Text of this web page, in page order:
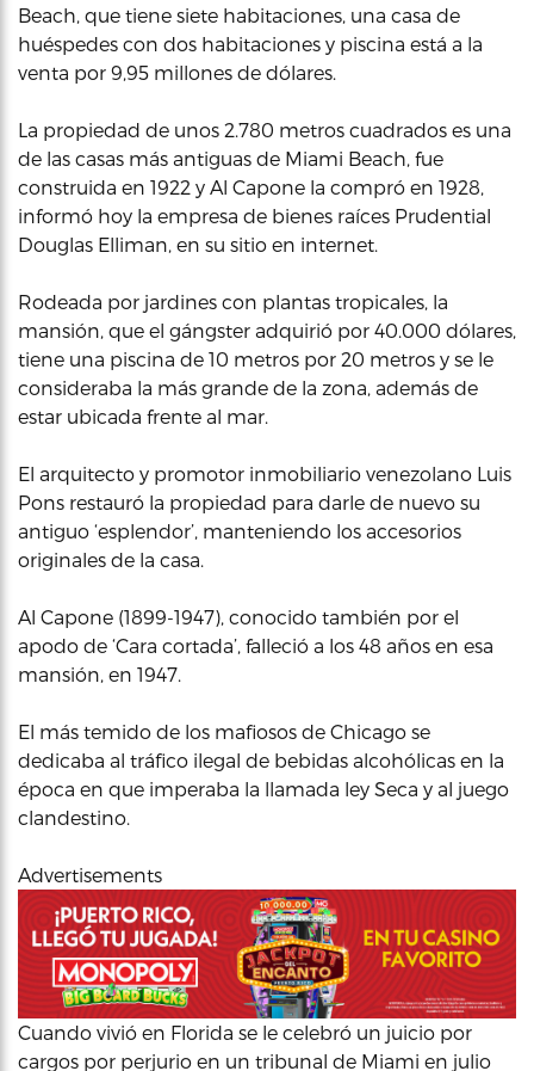
Beach, que tiene siete habitaciones, una casa de
huéspedes con dos habitaciones y piscina está a la
venta por 9,95 millones de dólares.
La propiedad de unos 2.780 metros cuadrados es una
de las casas más antiguas de Miami Beach, fue
construida en 1922 y Al Capone la compró en 1928,
informó hoy la empresa de bienes raíces Prudential
Douglas Elliman, en su sitio en internet.
Rodeada por jardines con plantas tropicales, la
mansión, que el gángster adquirió por 40.000 dólares,
tiene una piscina de 10 metros por 20 metros y se le
consideraba la más grande de la zona, además de
estar ubicada frente al mar.
El arquitecto y promotor inmobiliario venezolano Luis
Pons restauró la propiedad para darle de nuevo su
antiguo ‘esplendor’, manteniendo los accesorios
originales de la casa.
Al Capone (1899-1947), conocido también por el
apodo de ‘Cara cortada’, falleció a los 48 años en esa
mansión, en 1947.
El más temido de los mafiosos de Chicago se
dedicaba al tráfico ilegal de bebidas alcohólicas en la
época en que imperaba la llamada ley Seca y al juego
clandestino.
Advertisements
Cuando vivió en Florida se le celebró un juicio por
cargos por perjurio en un tribunal de Miami en julio